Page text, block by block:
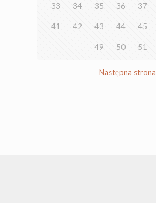
33 34 35 36 37
41 42 43 44 45
49 50 51
Następna strona